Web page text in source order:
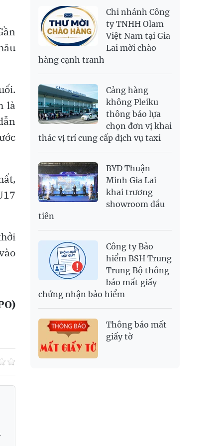
là
NOK
RUB
307.79
340.71
SAR
6,944.19
7,243.07
2,709.1
2,823.98
SGD
USD
26,010 26,040 26,420
PNJ 138,500,000142,500,000
Chi nhánh Công
ty TNHH Olam
Việt Nam tại Gia
Lai mời chào
hàng cạnh tranh
Cảng hàng
không Pleiku
thông báo lựa
chọn đơn vị khai
thác vị trí cung cấp dịch vụ taxi
BYD Thuận
Minh Gia Lai
khai trương
showroom đầu
tiên
Công ty Bảo
hiểm BSH Trung
Trung Bộ thông
báo mất giấy
chứng nhận bảo hiểm
Thông báo mất
giấy tờ